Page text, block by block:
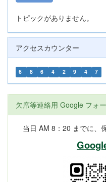
トピックがありません。
アクセスカウンター
6 8 6 4 2 9 4 7
欠席等連絡用 Google フォ
当日 AM 8：20 までに、